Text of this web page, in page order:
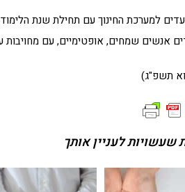
למערכת החינוך עם תחילת שנת
אנשים שמחים, אופטימיים, עם
תשפ"ג)
שעשויות לעניין אותך